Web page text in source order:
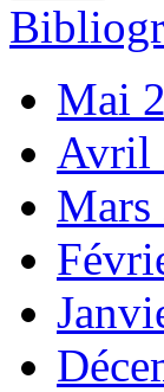
Mai
Avril
Mars